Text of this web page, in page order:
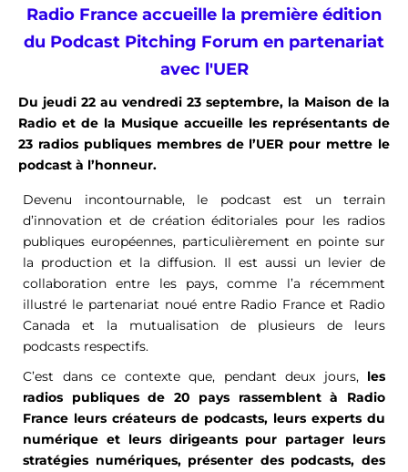
Radio France accueille la première édition
du Podcast Pitching Forum en partenariat
avec l'UER
Du jeudi 22 au vendredi 23 septembre, la Maison de la
Radio et de la Musique accueille les représentants de
23 radios publiques membres de l’UER pour mettre le
podcast à l’honneur.
Devenu incontournable, le podcast est un terrain
d’innovation et de création éditoriales pour les radios
publiques européennes, particulièrement en pointe sur
la production et la diffusion. Il est aussi un levier de
collaboration entre les pays, comme l’a récemment
illustré le partenariat noué entre Radio France et Radio
Canada et la mutualisation de plusieurs de leurs
podcasts respectifs.
C’est dans ce contexte que, pendant deux jours, les
radios publiques de 20 pays rassemblent à Radio
France leurs créateurs de podcasts, leurs experts du
numérique et leurs dirigeants pour partager leurs
stratégies numériques, présenter des podcasts, des